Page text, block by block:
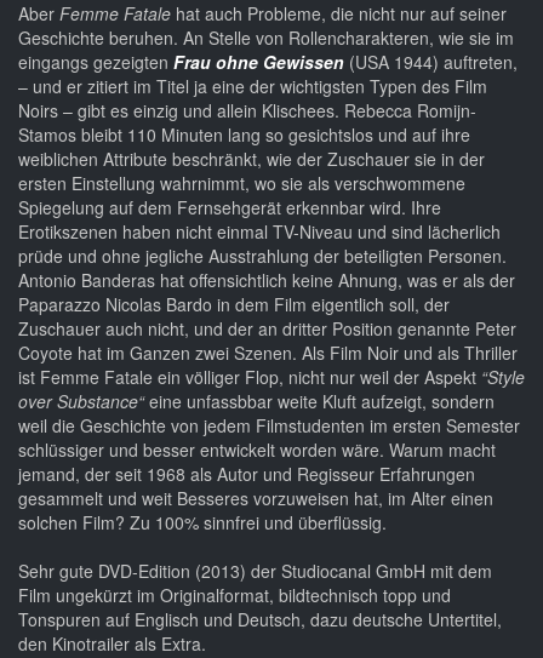
Aber Femme Fatale hat auch Probleme, die nicht nur auf seiner
Geschichte beruhen. An Stelle von Rollencharakteren, wie sie im
eingangs gezeigten Frau ohne Gewissen (USA 1944) auftreten,
– und er zitiert im Titel ja eine der wichtigsten Typen des Film
Noirs – gibt es einzig und allein Klischees. Rebecca Romijn-
Stamos bleibt 110 Minuten lang so gesichtslos und auf ihre
weiblichen Attribute beschränkt, wie der Zuschauer sie in der
ersten Einstellung wahrnimmt, wo sie als verschwommene
Spiegelung auf dem Fernsehgerät erkennbar wird. Ihre
Erotikszenen haben nicht einmal TV-Niveau und sind lächerlich
prüde und ohne jegliche Ausstrahlung der beteiligten Personen.
Antonio Banderas hat offensichtlich keine Ahnung, was er als der
Paparazzo Nicolas Bardo in dem Film eigentlich soll, der
Zuschauer auch nicht, und der an dritter Position genannte Peter
Coyote hat im Ganzen zwei Szenen. Als Film Noir und als Thriller
ist Femme Fatale ein völliger Flop, nicht nur weil der Aspekt “Style
over Substance“eine unfassbbar weite Kluft aufzeigt, sondern
weil die Geschichte von jedem Filmstudenten im ersten Semester
schlüssiger und besser entwickelt worden wäre. Warum macht
jemand, der seit 1968 als Autor und Regisseur Erfahrungen
gesammelt und weit Besseres vorzuweisen hat, im Alter einen
solchen Film? Zu 100% sinnfrei und überflüssig.
Sehr gute DVD-Edition (2013) der Studiocanal GmbH mit dem
Film ungekürzt im Originalformat, bildtechnisch topp und
Tonspuren auf Englisch und Deutsch, dazu deutsche Untertitel,
den Kinotrailer als Extra.